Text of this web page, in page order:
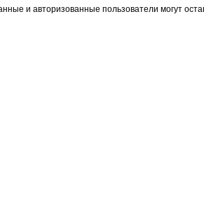
и авторизованные пользователи могут